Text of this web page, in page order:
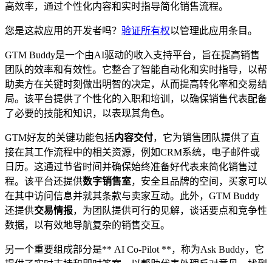
高效率，通过个性化内容和实时指导简化销售流程。
您是这款应用的开发者吗？ 验证所有权以管理此应用条目。
GTM Buddy是一个由AI驱动的收入支持平台，旨在提高销售
团队的效率和有效性。它整合了智能自动化和实时指导，以帮
助卖方在关键时刻做出明智的决定，从而提高转化率和交易结
局。该平台提供了个性化的入职和培训，以确保销售代表配备
了必要的技能和知识，以表现其角色。
GTM好友的关键功能包括内容交付，它为销售团队提供了直
接在其工作流程中的相关资源，例如CRM系统，电子邮件或
日历。这通过节省时间并确保始终准备好代表来简化销售过
程。该平台还提供数字销售室，安全且品牌的空间，买家可以
在其中访问信息并就其条款与卖家互动。此外，GTM Buddy
还提供交易情报，为团队提供可行的见解，谈话要点和竞争性
数据，以有效地导航复杂的销售交互。
另一个重要组成部分是** AI Co-Pilot **，称为Ask Buddy，它